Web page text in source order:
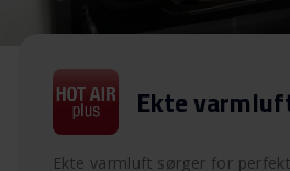
Ekte
Ekte varmluft sørger for